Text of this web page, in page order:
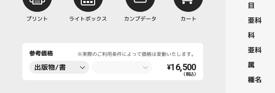
プリント ライトボックス カンプデータ カート
参考価格 ※実際のご利用条件によって価格は変動いたします。
出版物/書
¥16,500
（税込）
目
亜科
科
亜科
属
種名